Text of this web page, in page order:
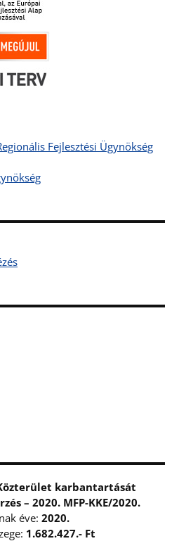
Fejlesztési Ügynökség
karbantartását
– 2020. MFP-KKE/2020.
éve: 2020.
1.682.427.- Ft